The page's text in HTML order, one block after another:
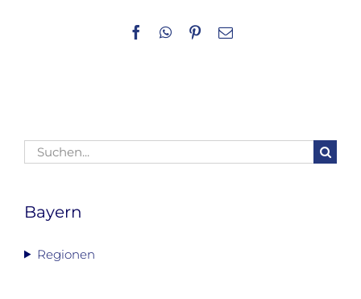
Facebook
WhatsApp
Pinterest
E-
Suche
nach:
Bayern
Regionen